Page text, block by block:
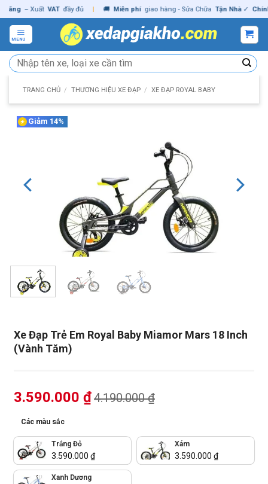
Skip
to
content
– Xuất VAT đầy đủ | 🚚 Miễn phí giao hàng - Sửa Chữa Tận Nhà ✓ Chính
MENU
Tìm
kiếm:
TRANG CHỦ / THƯƠNG HIỆU XE ĐẠP / XE ĐẠP ROYAL BABY
Xe Đạp Trẻ Em Royal Baby Miamor Mars 18 Inch
(Vành Tăm)
Giảm 14%
3.590.000 ₫4.190.000₫
Các màu sắc
Trắng Đỏ
3.590.000 ₫
Xám
3.590.000 ₫
Xanh Dương